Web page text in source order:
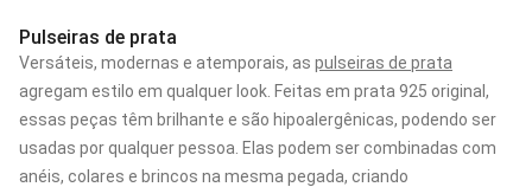
Pulseiras de prata
Versáteis, modernas e atemporais, as pulseiras de prata
agregam estilo em qualquer look. Feitas em prata 925 original,
essas peças têm brilhante e são hipoalergênicas, podendo ser
usadas por qualquer pessoa. Elas podem ser combinadas com
anéis, colares e brincos na mesma pegada, criando